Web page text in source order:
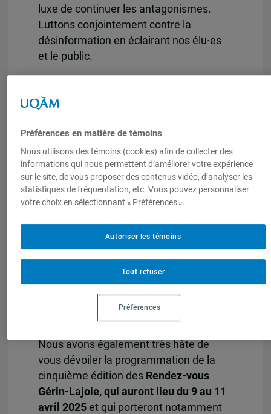
luxe de continuer les antagonismes.
Luttons conjointement contre la
désinformation en éclairant nos élu·es
et le public.
programmation de l’IEIM et de ses
unités membres a été ponctuée de
plusieurs moments forts, déclinée sous
le thème annuel « Polycrises et
insécurités : un monde sous tension ».
Mentionnons la conférence « Diplomatie
d’influence et cyberconflits : le cas de la
guerre en Ukraine », l’événement destiné
à la communauté étudiante
internationale de l’UQAM, la conférence
récent événement sur la jeunesse en
Haïti. La plupart de ces activités sont
disponibles en rediffusion sur notre site
Nous avons également très hâte de
vous dévoiler la programmation de la
cinquième édition des Rendez-vous
Gérin-Lajoie, qui auront lieu du 9 au 11
avril 2025et qui porteront notamment
Préférences en matière de témoins
Nous utilisons des témoins (cookies) afin de collecter des
informations qui nous permettent d’améliorer votre expérience
sur le site, de vous proposer des contenus vidéo, d’analyser les
statistiques de fréquentation, etc. Vous pouvez personnaliser
votre choix en sélectionnant « Préférences ».
Tout refuser
Autoriser les témoins
Préférences